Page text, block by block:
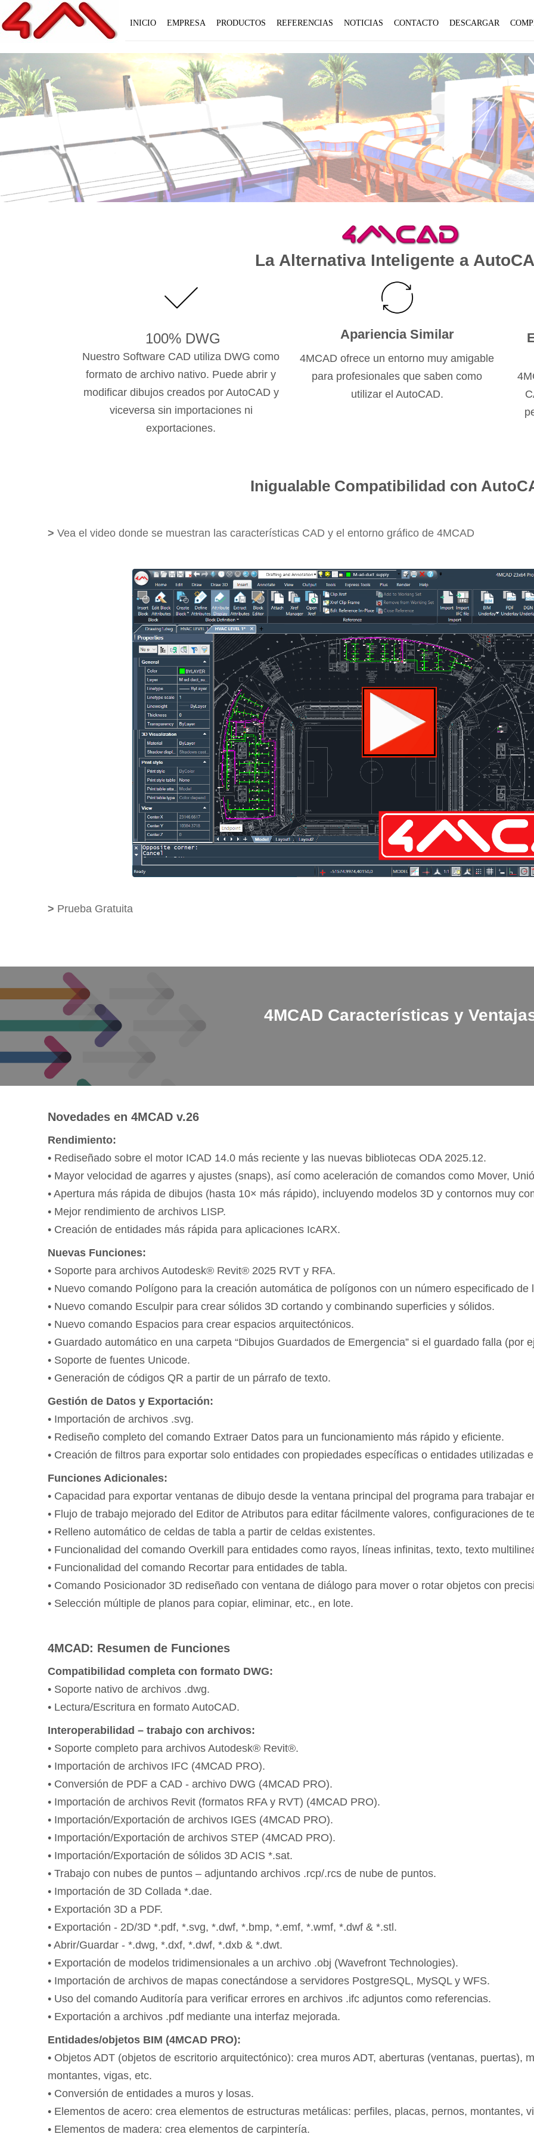
INICIO EMPRESA PRODUCTOS REFERENCIAS NOTICIAS CONTACTO DESCARGAR
La Alternativa Inteligente a
100% DWG
Nuestro Software CAD utiliza DWG como
formato de archivo nativo. Puede abrir y
modificar dibujos creados por AutoCAD y
viceversa sin importaciones ni
exportaciones.
Apariencia Similar
4MCAD ofrece un entorno muy amigable
para profesionales que saben como
utilizar el AutoCAD.
Inigualable Compatibilidad con
> Vea el video donde se muestran las características CAD y el entorno gráfico de 4MCAD
> Prueba Gratuita
4MCAD Características y
Novedades en 4MCAD v.26
Rendimiento:
• Rediseñado sobre el motor ICAD 14.0 más reciente y las nuevas bibliotecas ODA 2025.12.
• Mayor velocidad de agarres y ajustes (snaps), así como aceleración de comandos como Mover,
• Apertura más rápida de dibujos (hasta 10× más rápido), incluyendo modelos 3D y contornos muy
• Mejor rendimiento de archivos LISP.
• Creación de entidades más rápida para aplicaciones IcARX.
Nuevas Funciones:
• Soporte para archivos Autodesk® Revit® 2025 RVT y RFA.
• Nuevo comando Polígono para la creación automática de polígonos con un número especificado de
• Nuevo comando Esculpir para crear sólidos 3D cortando y combinando superficies y sólidos.
• Nuevo comando Espacios para crear espacios arquitectónicos.
• Guardado automático en una carpeta “Dibujos Guardados de Emergencia” si el guardado falla (por
• Soporte de fuentes Unicode.
• Generación de códigos QR a partir de un párrafo de texto.
Gestión de Datos y Exportación:
• Importación de archivos .svg.
• Rediseño completo del comando Extraer Datos para un funcionamiento más rápido y eficiente.
• Creación de filtros para exportar solo entidades con propiedades específicas o entidades utilizadas
Funciones Adicionales:
• Capacidad para exportar ventanas de dibujo desde la ventana principal del programa para trabajar
• Flujo de trabajo mejorado del Editor de Atributos para editar fácilmente valores, configuraciones de
• Relleno automático de celdas de tabla a partir de celdas existentes.
• Funcionalidad del comando Overkill para entidades como rayos, líneas infinitas, texto, texto
• Funcionalidad del comando Recortar para entidades de tabla.
• Comando Posicionador 3D rediseñado con ventana de diálogo para mover o rotar objetos con
• Selección múltiple de planos para copiar, eliminar, etc., en lote.
4MCAD: Resumen de Funciones
Compatibilidad completa con formato DWG:
• Soporte nativo de archivos .dwg.
• Lectura/Escritura en formato AutoCAD.
Interoperabilidad – trabajo con archivos:
• Soporte completo para archivos Autodesk® Revit®.
• Importación de archivos IFC (4MCAD PRO).
• Conversión de PDF a CAD - archivo DWG (4MCAD PRO).
• Importación de archivos Revit (formatos RFA y RVT) (4MCAD PRO).
• Importación/Exportación de archivos IGES (4MCAD PRO).
• Importación/Exportación de archivos STEP (4MCAD PRO).
• Importación/Exportación de sólidos 3D ACIS *.sat.
• Trabajo con nubes de puntos – adjuntando archivos .rcp/.rcs de nube de puntos.
• Importación de 3D Collada *.dae.
• Exportación 3D a PDF.
• Exportación - 2D/3D *.pdf, *.svg, *.dwf, *.bmp, *.emf, *.wmf, *.dwf & *.stl.
• Abrir/Guardar - *.dwg, *.dxf, *.dwf, *.dxb & *.dwt.
• Exportación de modelos tridimensionales a un archivo .obj (Wavefront Technologies).
• Importación de archivos de mapas conectándose a servidores PostgreSQL, MySQL y WFS.
• Uso del comando Auditoría para verificar errores en archivos .ifc adjuntos como referencias.
• Exportación a archivos .pdf mediante una interfaz mejorada.
Entidades/objetos BIM (4MCAD PRO):
• Objetos ADT (objetos de escritorio arquitectónico): crea muros ADT, aberturas (ventanas, puertas),
montantes, vigas, etc.
• Conversión de entidades a muros y losas.
• Elementos de acero: crea elementos de estructuras metálicas: perfiles, placas, pernos, montantes,
• Elementos de madera: crea elementos de carpintería.